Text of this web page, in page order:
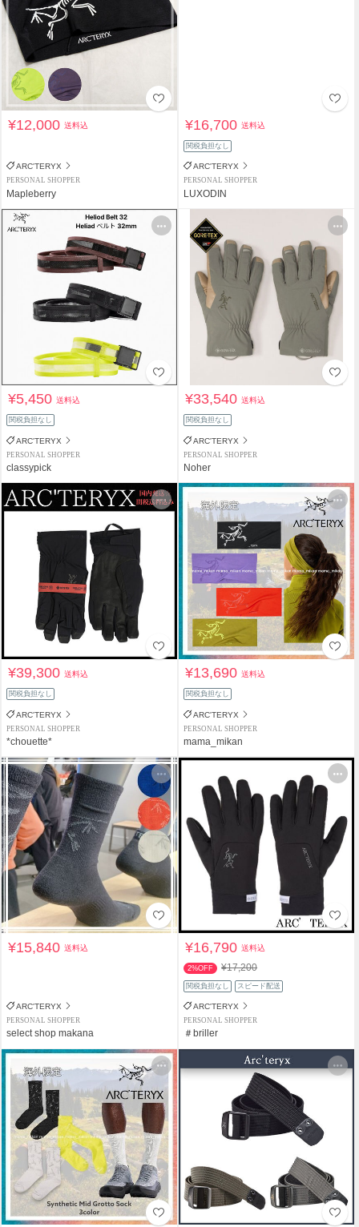
¥12,000送料込
ARC'TERYX
PERSONAL SHOPPER
Mapleberry
¥16,700送料込
関税負担なし
ARC'TERYX
PERSONAL SHOPPER
LUXODIN
¥5,450送料込
関税負担なし
ARC'TERYX
PERSONAL SHOPPER
classypick
¥33,540送料込
関税負担なし
ARC'TERYX
PERSONAL SHOPPER
Noher
¥39,300送料込
関税負担なし
ARC'TERYX
PERSONAL SHOPPER
*chouette*
¥13,690送料込
関税負担なし
ARC'TERYX
PERSONAL SHOPPER
mama_mikan
¥15,840送料込
ARC'TERYX
PERSONAL SHOPPER
select shop makana
¥16,790送料込
2%OFF ¥17,200
関税負担なし スピード配送
ARC'TERYX
PERSONAL SHOPPER
＃briller